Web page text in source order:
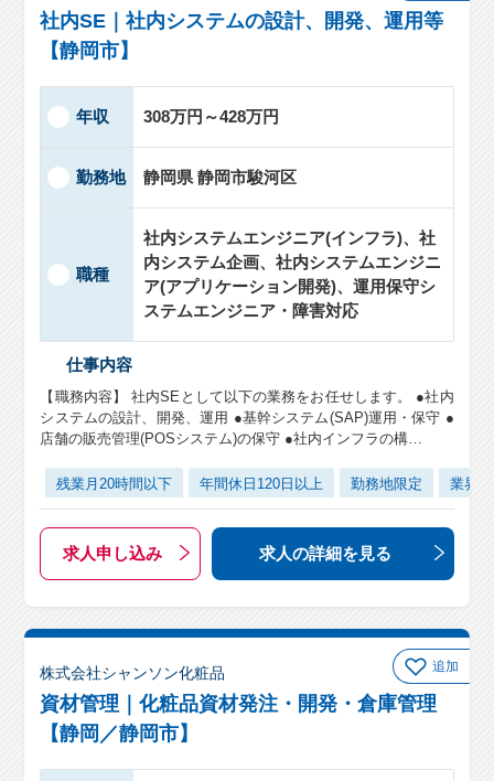
社内SE｜社内システムの設計、開発、運用等
【静岡市】
年収 308万円～428万円
勤務地 静岡県 静岡市駿河区
職種
社内システムエンジニア(インフラ)、社
内システム企画、社内システムエンジニ
ア(アプリケーション開発)、運用保守シ
ステムエンジニア・障害対応
仕事内容
【職務内容】 社内SEとして以下の業務をお任せします。 ●社内
システムの設計、開発、運用 ●基幹システム(SAP)運用・保守 ●
店舗の販売管理(POSシステム)の保守 ●社内インフラの構…
残業月20時間以下 年間休日120日以上 勤務地限定 業界
求人申し込み 求人の詳細を見る
追加
株式会社シャンソン化粧品
資材管理｜化粧品資材発注・開発・倉庫管理
【静岡／静岡市】